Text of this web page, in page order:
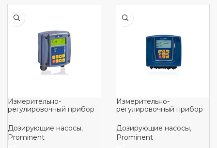
Измерительно-
регулировочный прибор
Дозирующие насосы,
Prominent
Измерительно-
регулировочный прибор
DACb
Дозирующие насосы,
Prominent